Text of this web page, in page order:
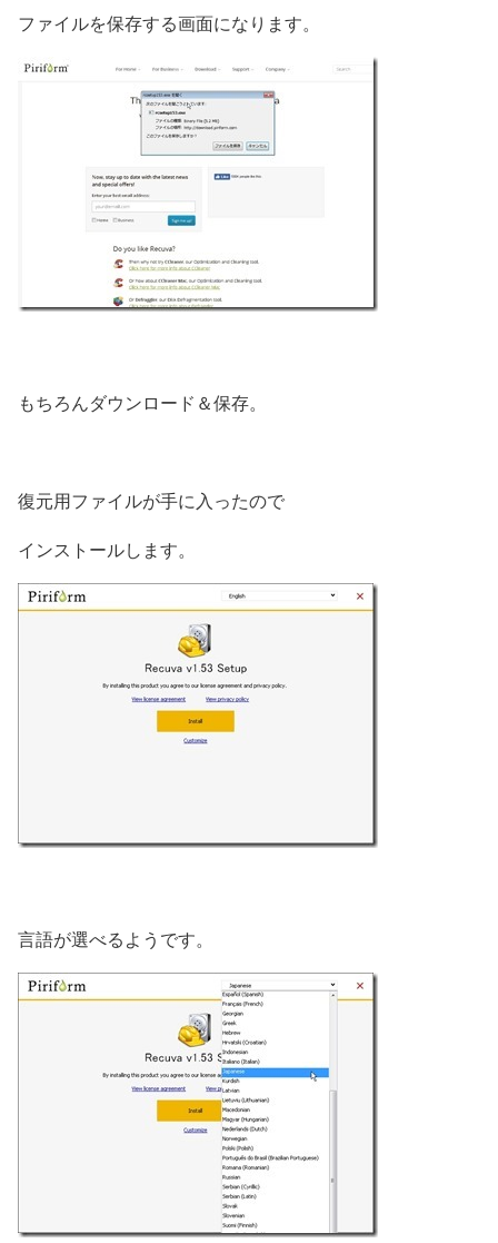
ファイルを保存する画面になります。
もちろんダウンロード＆保存。
復元用ファイルが手に入ったので
インストールします。
言語が選べるようです。